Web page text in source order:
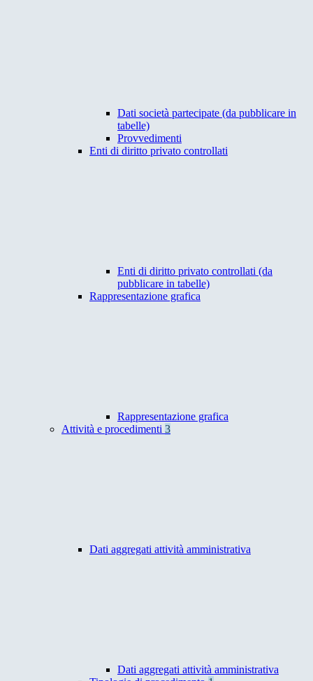
Dati società partecipate (da pubblicare in
tabelle)
Provvedimenti
Enti di diritto privato controllati
Enti di diritto privato controllati (da
pubblicare in tabelle)
Rappresentazione grafica
Rappresentazione grafica
Attività e procedimenti 3
Dati aggregati attività amministrativa
Dati aggregati attività amministrativa